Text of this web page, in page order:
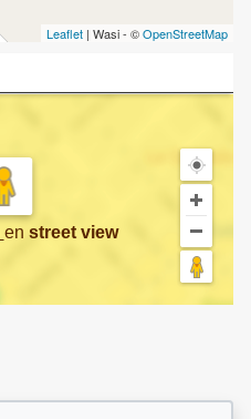
Leaflet | Wasi - ©OpenStreetMap
en street view